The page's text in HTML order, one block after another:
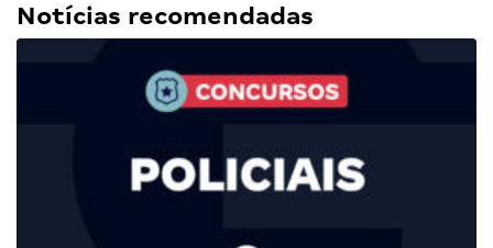
Notícias recomendadas